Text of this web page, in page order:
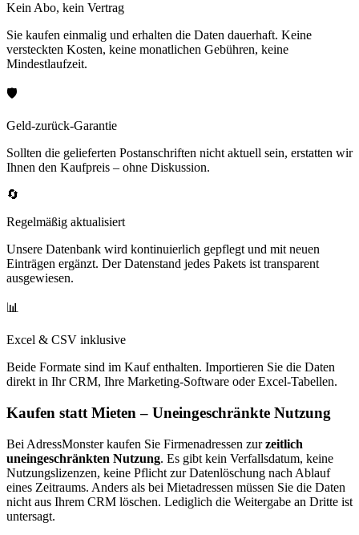
Kein Abo, kein Vertrag
Sie kaufen einmalig und erhalten die Daten dauerhaft. Keine
versteckten Kosten, keine monatlichen Gebühren, keine
Mindestlaufzeit.
🛡️
Geld-zurück-Garantie
Sollten die gelieferten Postanschriften nicht aktuell sein, erstatten wir
Ihnen den Kaufpreis – ohne Diskussion.
🔄
Regelmäßig aktualisiert
Unsere Datenbank wird kontinuierlich gepflegt und mit neuen
Einträgen ergänzt. Der Datenstand jedes Pakets ist transparent
ausgewiesen.
📊
Excel & CSV inklusive
Beide Formate sind im Kauf enthalten. Importieren Sie die Daten
direkt in Ihr CRM, Ihre Marketing-Software oder Excel-Tabellen.
Kaufen statt Mieten – Uneingeschränkte Nutzung
Bei AdressMonster kaufen Sie Firmenadressen zur zeitlich
uneingeschränkten Nutzung. Es gibt kein Verfallsdatum, keine
Nutzungslizenzen, keine Pflicht zur Datenlöschung nach Ablauf
eines Zeitraums. Anders als bei Mietadressen müssen Sie die Daten
nicht aus Ihrem CRM löschen. Lediglich die Weitergabe an Dritte ist
untersagt.